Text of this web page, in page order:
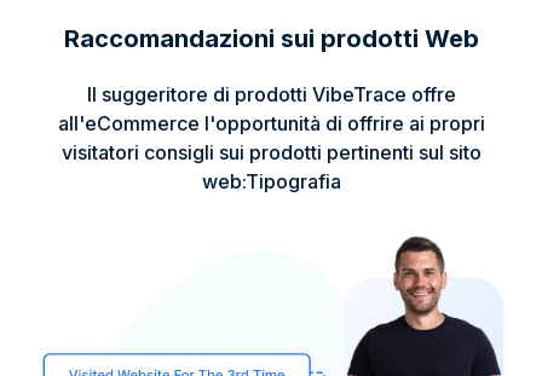
Raccomandazioni sui prodotti Web
Il suggeritore di prodotti VibeTrace offre
all'eCommerce l'opportunità di offrire ai propri
visitatori consigli sui prodotti pertinenti sul sito
web:Tipografia